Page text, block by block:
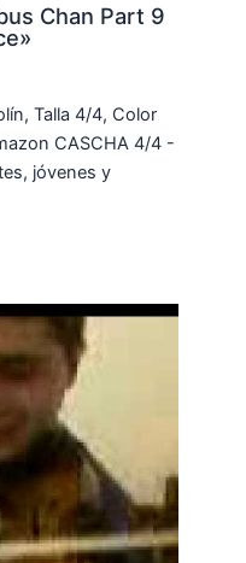
Chan Part 9
Talla 4/4, Color
CASCHA 4/4 -
jóvenes y